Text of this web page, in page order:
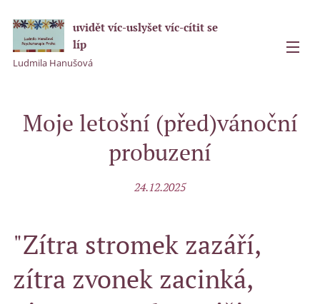
uvidět víc-uslyšet víc-cítit se
líp
Ludmila Hanušová
Moje letošní (před)vánoční
probuzení
24.12.2025
"Zítra stromek zazáří,
zítra zvonek zacinká,